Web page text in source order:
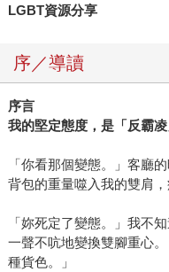
LGBT資源分享
序／導讀
序言
我的堅定態度，是「反霸
「你看那個變態。」客廳
背包的重量噬入我的雙肩，
「妳死定了變態。」我不
一聲不吭地變換雙腳重心
種貨色。」